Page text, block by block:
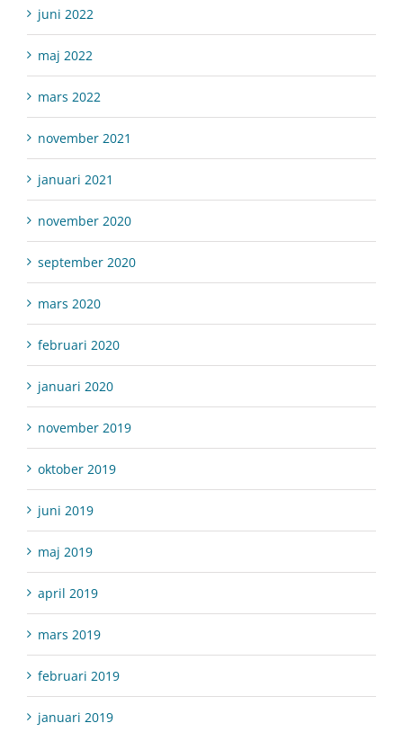
juni 2022
maj 2022
mars 2022
november 2021
januari 2021
november 2020
september 2020
mars 2020
februari 2020
januari 2020
november 2019
oktober 2019
juni 2019
maj 2019
april 2019
mars 2019
februari 2019
januari 2019